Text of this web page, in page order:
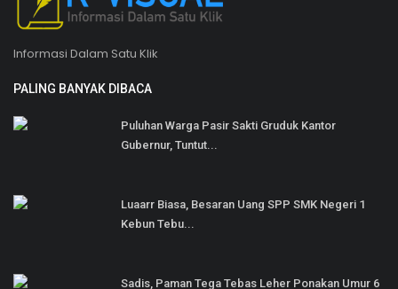
Informasi Dalam Satu Klik
PALING BANYAK DIBACA
Puluhan Warga Pasir Sakti Gruduk Kantor
Gubernur, Tuntut...
Luaarr Biasa, Besaran Uang SPP SMK Negeri 1
Kebun Tebu...
Sadis, Paman Tega Tebas Leher Ponakan Umur 6